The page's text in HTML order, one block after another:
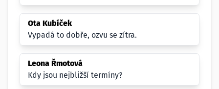
Ota Kubíček
Vypadá to dobře, ozvu se zítra.
Leona Řmotová
Kdy jsou nejbližší termíny?